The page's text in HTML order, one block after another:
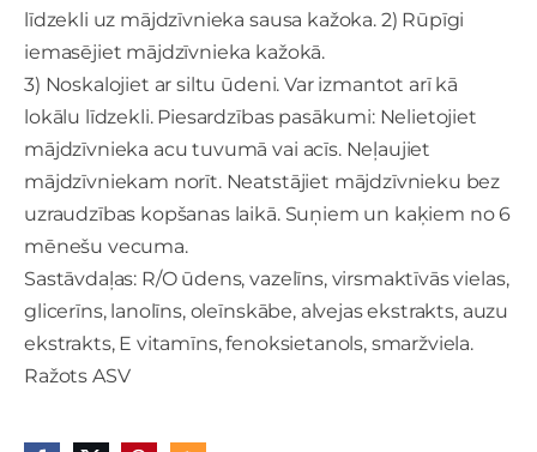
līdzekli uz mājdzīvnieka sausa kažoka. 2) Rūpīgi
iemasējiet mājdzīvnieka kažokā.
3) Noskalojiet ar siltu ūdeni. Var izmantot arī kā
lokālu līdzekli. Piesardzības pasākumi: Nelietojiet
mājdzīvnieka acu tuvumā vai acīs. Neļaujiet
mājdzīvniekam norīt. Neatstājiet mājdzīvnieku bez
uzraudzības kopšanas laikā. Suņiem un kaķiem no 6
mēnešu vecuma.
Sastāvdaļas: R/O ūdens, vazelīns, virsmaktīvās vielas,
glicerīns, lanolīns, oleīnskābe, alvejas ekstrakts, auzu
ekstrakts, E vitamīns, fenoksietanols, smaržviela.
Ražots ASV